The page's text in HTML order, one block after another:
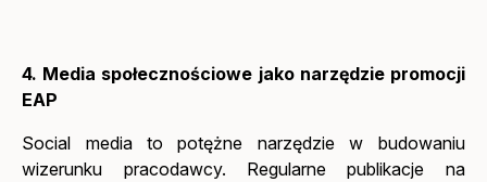
4. Media społecznościowe jako narzędzie promocji
EAP
Social media to potężne narzędzie w budowaniu
wizerunku pracodawcy. Regularne publikacje na